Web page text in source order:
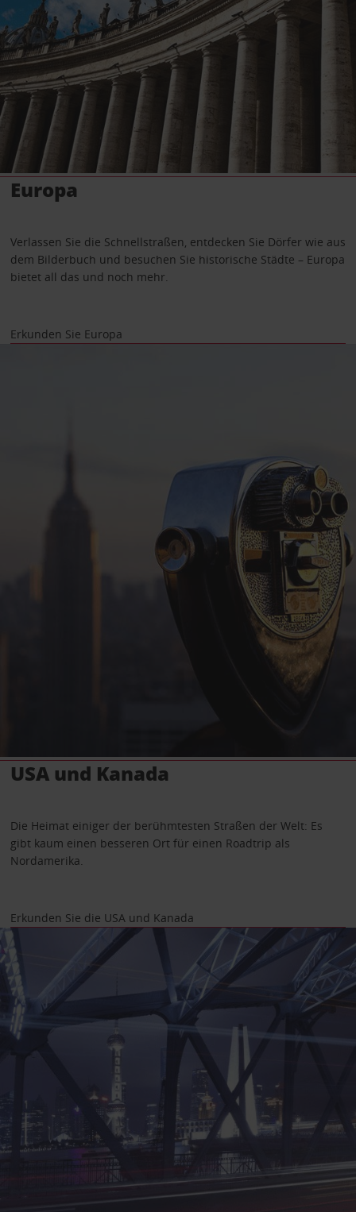
Europa
Verlassen Sie die Schnellstraßen, entdecken Sie Dörfer wie aus
dem Bilderbuch und besuchen Sie historische Städte – Europa
bietet all das und noch mehr.
Erkunden Sie Europa
USA und Kanada
Die Heimat einiger der berühmtesten Straßen der Welt: Es
gibt kaum einen besseren Ort für einen Roadtrip als
Nordamerika.
Erkunden Sie die USA und Kanada